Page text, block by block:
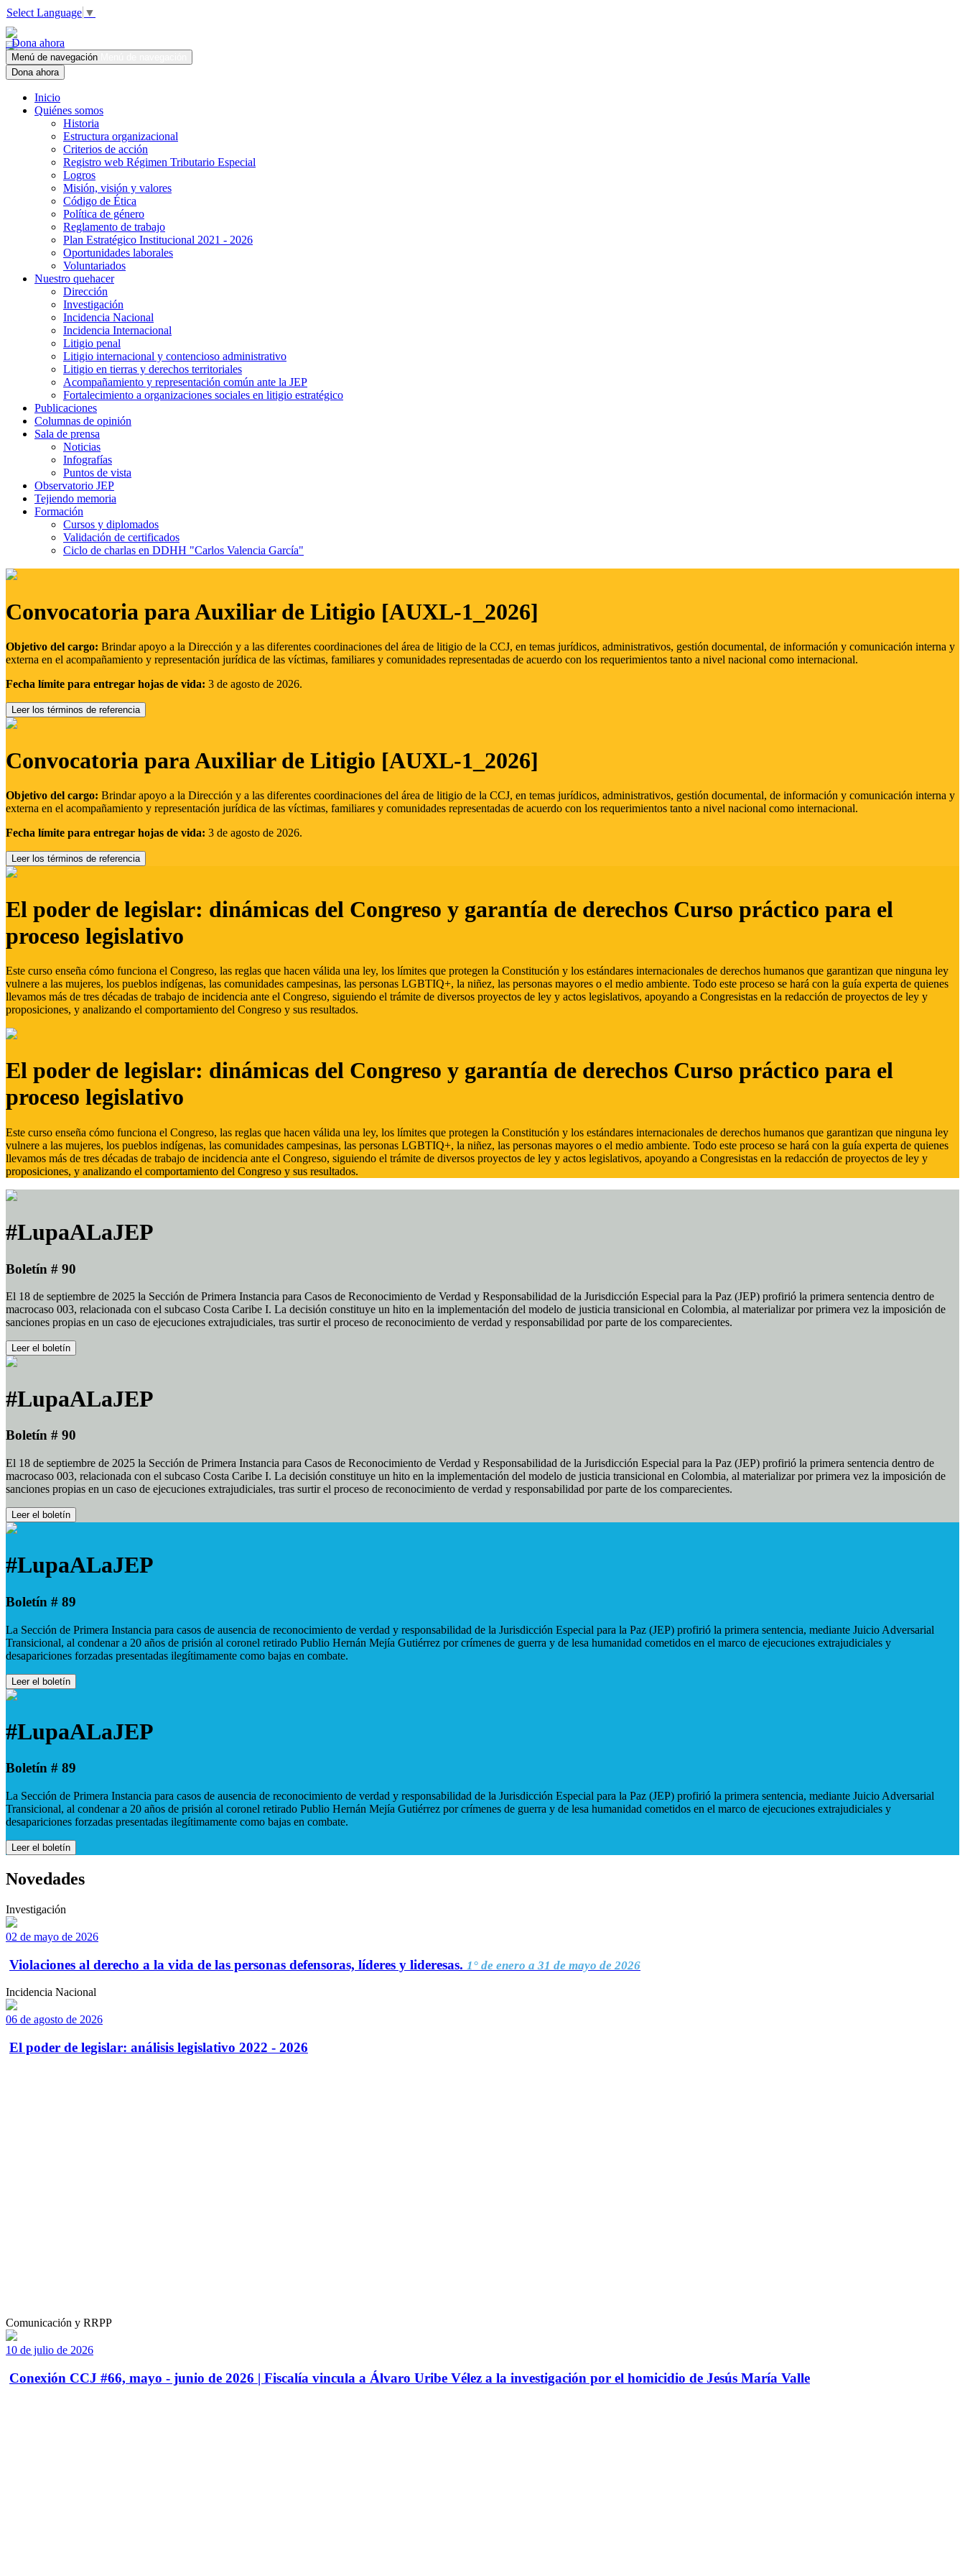
Select Language ▼
Dona ahora
Menú de navegación
Dona ahora
Inicio
Quiénes somos
Historia
Estructura organizacional
Criterios de acción
Registro web Régimen Tributario Especial
Logros
Misión, visión y valores
Código de Ética
Política de género
Reglamento de trabajo
Plan Estratégico Institucional 2021 - 2026
Oportunidades laborales
Voluntariados
Nuestro quehacer
Dirección
Investigación
Incidencia Nacional
Incidencia Internacional
Litigio penal
Litigio internacional y contencioso administrativo
Litigio en tierras y derechos territoriales
Acompañamiento y representación común ante la JEP
Fortalecimiento a organizaciones sociales en litigio estratégico
Publicaciones
Columnas de opinión
Sala de prensa
Noticias
Infografías
Puntos de vista
Observatorio JEP
Tejiendo memoria
Formación
Cursos y diplomados
Validación de certificados
Ciclo de charlas en DDHH "Carlos Valencia García"
Convocatoria para Auxiliar de Litigio [AUXL-1_2026]
Objetivo del cargo: Brindar apoyo a la Dirección y a las diferentes coordinaciones del área de litigio de la CCJ, en temas jurídicos, administrativos, gestión documental, de información y comunicación interna y
externa en el acompañamiento y representación jurídica de las víctimas, familiares y comunidades representadas de acuerdo con los requerimientos tanto a nivel nacional como internacional.
Fecha límite para entregar hojas de vida: 3 de agosto de 2026.
Leer los términos de referencia
Convocatoria para Auxiliar de Litigio [AUXL-1_2026]
Objetivo del cargo: Brindar apoyo a la Dirección y a las diferentes coordinaciones del área de litigio de la CCJ, en temas jurídicos, administrativos, gestión documental, de información y comunicación interna y
externa en el acompañamiento y representación jurídica de las víctimas, familiares y comunidades representadas de acuerdo con los requerimientos tanto a nivel nacional como internacional.
Fecha límite para entregar hojas de vida: 3 de agosto de 2026.
Leer los términos de referencia
El poder de legislar: dinámicas del Congreso y garantía de derechos Curso práctico para el
proceso legislativo
Este curso enseña cómo funciona el Congreso, las reglas que hacen válida una ley, los límites que protegen la Constitución y los estándares internacionales de derechos humanos que garantizan que ninguna ley
vulnere a las mujeres, los pueblos indígenas, las comunidades campesinas, las personas LGBTIQ+, la niñez, las personas mayores o el medio ambiente. Todo este proceso se hará con la guía experta de quienes
llevamos más de tres décadas de trabajo de incidencia ante el Congreso, siguiendo el trámite de diversos proyectos de ley y actos legislativos, apoyando a Congresistas en la redacción de proyectos de ley y
proposiciones, y analizando el comportamiento del Congreso y sus resultados.
El poder de legislar: dinámicas del Congreso y garantía de derechos Curso práctico para el
proceso legislativo
Este curso enseña cómo funciona el Congreso, las reglas que hacen válida una ley, los límites que protegen la Constitución y los estándares internacionales de derechos humanos que garantizan que ninguna ley
vulnere a las mujeres, los pueblos indígenas, las comunidades campesinas, las personas LGBTIQ+, la niñez, las personas mayores o el medio ambiente. Todo este proceso se hará con la guía experta de quienes
llevamos más de tres décadas de trabajo de incidencia ante el Congreso, siguiendo el trámite de diversos proyectos de ley y actos legislativos, apoyando a Congresistas en la redacción de proyectos de ley y
proposiciones, y analizando el comportamiento del Congreso y sus resultados.
#LupaALaJEP
Boletín # 90
El 18 de septiembre de 2025 la Sección de Primera Instancia para Casos de Reconocimiento de Verdad y Responsabilidad de la Jurisdicción Especial para la Paz (JEP) profirió la primera sentencia dentro de
macrocaso 003, relacionada con el subcaso Costa Caribe I. La decisión constituye un hito en la implementación del modelo de justicia transicional en Colombia, al materializar por primera vez la imposición de
sanciones propias en un caso de ejecuciones extrajudiciales, tras surtir el proceso de reconocimiento de verdad y responsabilidad por parte de los comparecientes.
Leer el boletín
#LupaALaJEP
Boletín # 90
El 18 de septiembre de 2025 la Sección de Primera Instancia para Casos de Reconocimiento de Verdad y Responsabilidad de la Jurisdicción Especial para la Paz (JEP) profirió la primera sentencia dentro de
macrocaso 003, relacionada con el subcaso Costa Caribe I. La decisión constituye un hito en la implementación del modelo de justicia transicional en Colombia, al materializar por primera vez la imposición de
sanciones propias en un caso de ejecuciones extrajudiciales, tras surtir el proceso de reconocimiento de verdad y responsabilidad por parte de los comparecientes.
Leer el boletín
#LupaALaJEP
Boletín # 89
La Sección de Primera Instancia para casos de ausencia de reconocimiento de verdad y responsabilidad de la Jurisdicción Especial para la Paz (JEP) profirió la primera sentencia, mediante Juicio Adversarial
Transicional, al condenar a 20 años de prisión al coronel retirado Publio Hernán Mejía Gutiérrez por crímenes de guerra y de lesa humanidad cometidos en el marco de ejecuciones extrajudiciales y
desapariciones forzadas presentadas ilegítimamente como bajas en combate.
Leer el boletín
#LupaALaJEP
Boletín # 89
La Sección de Primera Instancia para casos de ausencia de reconocimiento de verdad y responsabilidad de la Jurisdicción Especial para la Paz (JEP) profirió la primera sentencia, mediante Juicio Adversarial
Transicional, al condenar a 20 años de prisión al coronel retirado Publio Hernán Mejía Gutiérrez por crímenes de guerra y de lesa humanidad cometidos en el marco de ejecuciones extrajudiciales y
desapariciones forzadas presentadas ilegítimamente como bajas en combate.
Leer el boletín
Novedades
Investigación
02 de mayo de 2026
Violaciones al derecho a la vida de las personas defensoras, líderes y lideresas. 1° de enero a 31 de mayo de 2026
Incidencia Nacional
06 de agosto de 2026
El poder de legislar: análisis legislativo 2022 - 2026
Comunicación y RRPP
10 de julio de 2026
Conexión CCJ #66, mayo - junio de 2026 | Fiscalía vincula a Álvaro Uribe Vélez a la investigación por el homicidio de Jesús María Valle